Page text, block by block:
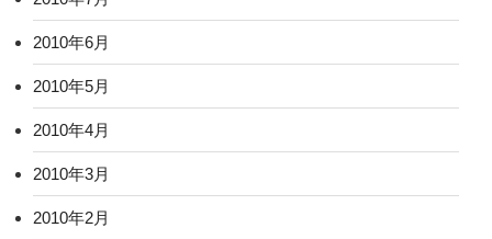
2010年6月
2010年5月
2010年4月
2010年3月
2010年2月